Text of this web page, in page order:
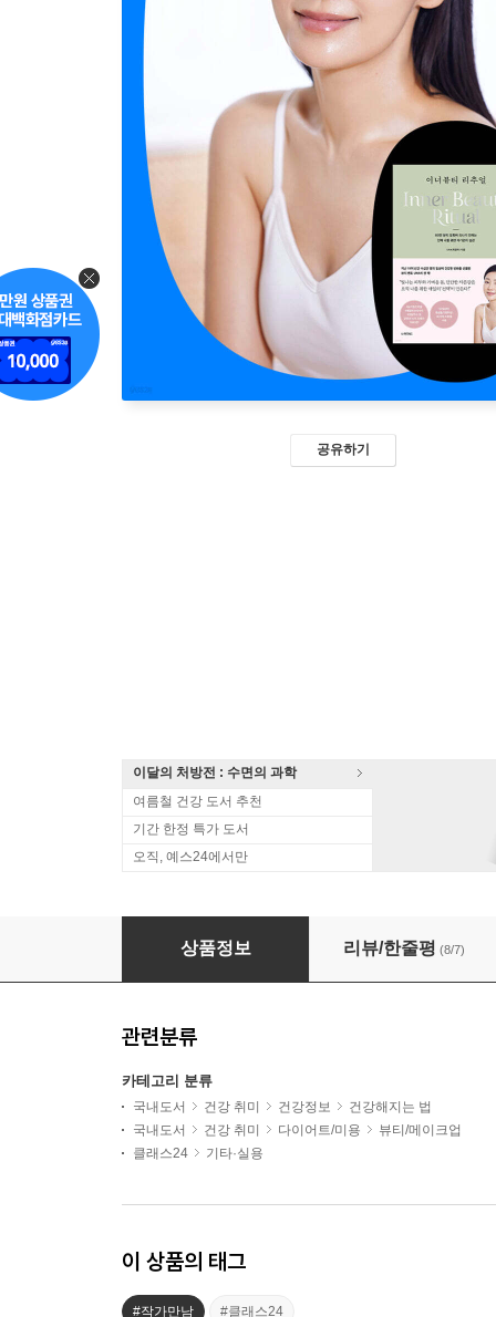
공유하기
이달의 처방전 : 수면의 과학
여름철 건강 도서 추천
기간 한정 특가 도서
오직, 예스24에서만
『이너뷰티 리추얼』 UNA(최윤하) 저자 북토크
상품정보 리뷰/한줄평 (8/7)
관련분류
카테고리 분류
국내도서 건강 취미 건강정보
건강해지는 법
국내도서
건강 취미 다이어트/미용
뷰티/메이크업
클래스24
기타·실용
이 상품의 태그
#작가만남 #클래스24